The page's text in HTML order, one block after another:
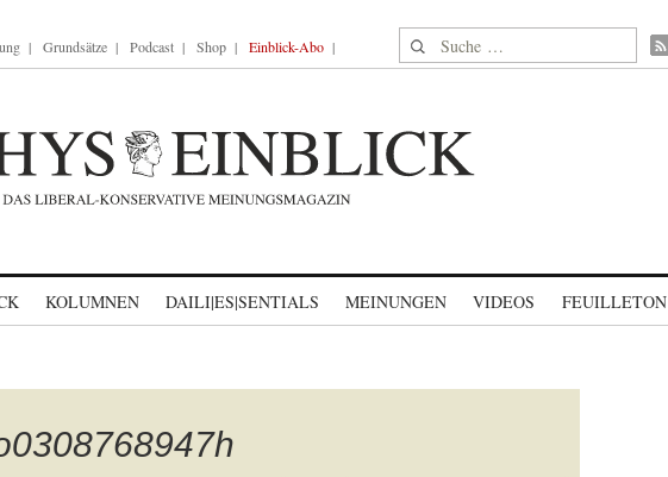
Grundsätze Podcast Shop Einblick-Abo Suche nach:
KOLUMNEN DAILI|ES|SENTIALS MEINUNGEN VIDEOS FEUILLETON